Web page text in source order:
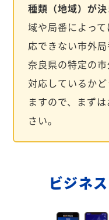
種類（地域）が決
域や局番によっ
応できない市外局
奈良県の特定の
対応しているか
ますので、まず
さい。
ビジネ